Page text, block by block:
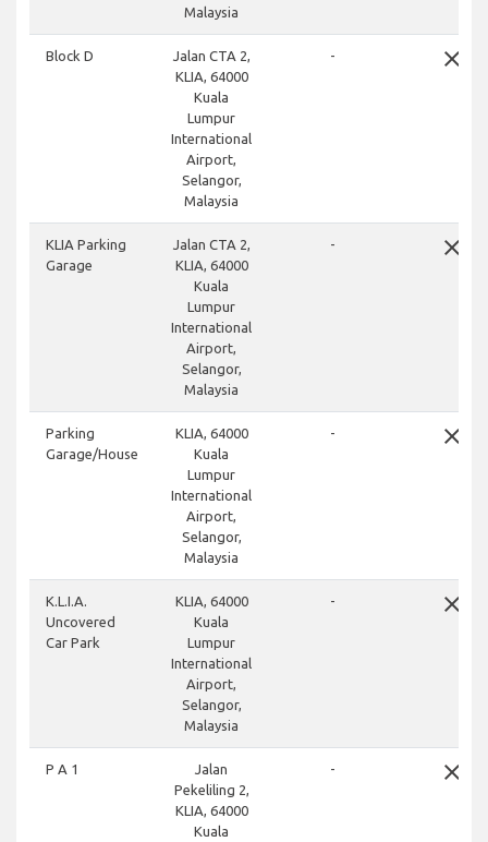
Malaysia
Block D
Jalan CTA 2,
KLIA, 64000
Kuala
Lumpur
International
Airport,
Selangor,
Malaysia
- close
KLIA Parking
Garage
Jalan CTA 2,
KLIA, 64000
Kuala
Lumpur
International
Airport,
Selangor,
Malaysia
- close
Parking
Garage/House
KLIA, 64000
Kuala
Lumpur
International
Airport,
Selangor,
Malaysia
- close
K.L.I.A.
Uncovered
Car Park
KLIA, 64000
Kuala
Lumpur
International
Airport,
Selangor,
Malaysia
- close
P A 1
Jalan
Pekeliling 2,
KLIA, 64000
Kuala
- close